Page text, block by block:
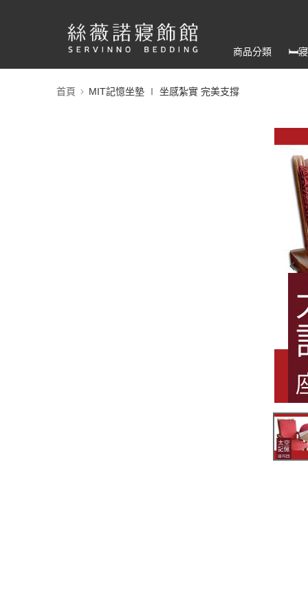
商品分類 🛏️寢
首頁 MIT記憶坐墊 ∣ 坐感紮實 完美支撐